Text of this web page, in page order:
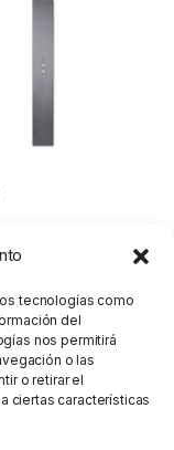
tecnologías como
del
nos permitirá
o las
o retirar el
ciertas características